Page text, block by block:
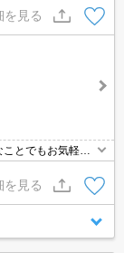
を見る
とでもお気軽に
を見る